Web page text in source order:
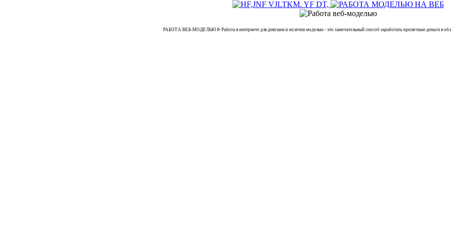
РАБОТА ВЕБ-МОДЕЛЬЮ ᐉ Работа в интернете для девушек и мужчин моделью - это замечательный способ заработать приличные деньги в